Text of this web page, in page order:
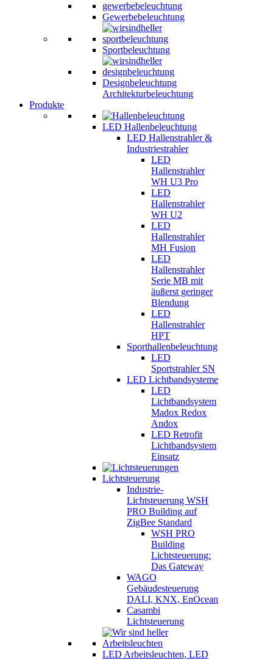
Gewerbebeleuchtung
Sportbeleuchtung
Designbeleuchtung
Architekturbeleuchtung
Produkte
LED Hallenbeleuchtung
LED Hallenstrahler &
Industriestrahler
LED
Hallenstrahler
WH U3 Pro
LED
Hallenstrahler
WH U2
LED
Hallenstrahler
MH Fusion
LED
Hallenstrahler
Serie MB mit
äußerst geringer
Blendung
LED
Hallenstrahler
HPT
Sporthallenbeleuchtung
LED
Sportstrahler SN
LED Lichtbandsysteme
LED
Lichtbandsystem
Madox Redox
Andox
LED Retrofit
Lichtbandsystem
Einsatz
Lichtsteuerung
Industrie-
Lichtsteuerung WSH
PRO Building auf
ZigBee Standard
WSH PRO
Building
Lichtsteuerung:
Das Gateway
WAGO
Gebäudesteuerung
DALI, KNX, EnOcean
Casambi
Lichtsteuerung
LED Arbeitsleuchten, LED